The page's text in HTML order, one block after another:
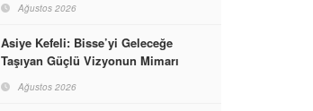
Başarabileceğinin En Güzel
Örneğini Sunuyor
Ağustos 2026
Asiye Kefeli: Bisse’yi Geleceğe
Taşıyan Güçlü Vizyonun Mimarı
Ağustos 2026